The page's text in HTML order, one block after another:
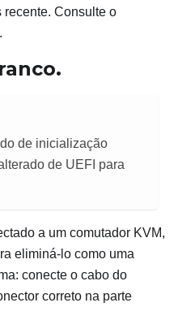
recente. Consulte o
.
de inicialização
de UEFI para
a um comutador KVM,
eliminá-lo como uma
conecte o cabo do
correto na parte